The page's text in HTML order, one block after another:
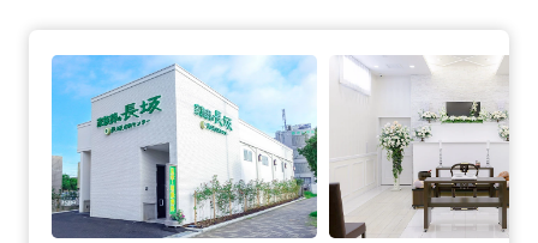
家族葬の長坂 小平仲町の詳細へ